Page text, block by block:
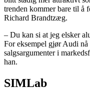
trenden kommer bare til å
Richard Brandtzæg.
– Du kan si at jeg elsker
For eksempel gjør Audi
salgsargumenter i
han.
SIMLab